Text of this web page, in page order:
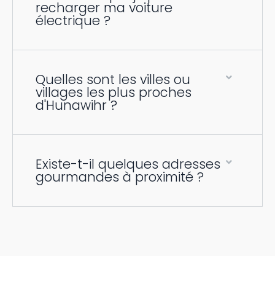
recharger ma voiture
électrique ?
Quelles sont les villes ou
villages les plus proches
d'Hunawihr ?
Existe-t-il quelques adresses
gourmandes à proximité ?